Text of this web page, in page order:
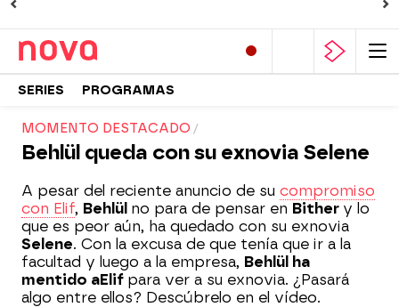
SERIES PROGRAMAS
MOMENTO DESTACADO
Behlül queda con su exnovia Selene
A pesar del reciente anuncio de su compromiso
con Elif, Behlül no para de pensar en Bither y lo
que es peor aún, ha quedado con su exnovia
Selene. Con la excusa de que tenía que ir a la
facultad y luego a la empresa, Behlül ha
mentido aElif para ver a su exnovia. ¿Pasará
algo entre ellos? Descúbrelo en el vídeo.